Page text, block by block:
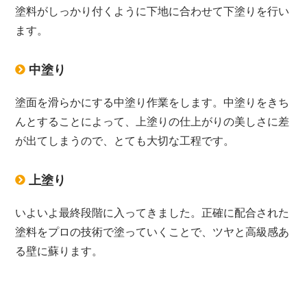
塗料がしっかり付くように下地に合わせて下塗りを行い
ます。
中塗り
塗面を滑らかにする中塗り作業をします。中塗りをきち
んとすることによって、上塗りの仕上がりの美しさに差
が出てしまうので、とても大切な工程です。
上塗り
いよいよ最終段階に入ってきました。正確に配合された
塗料をプロの技術で塗っていくことで、ツヤと高級感あ
る壁に蘇ります。